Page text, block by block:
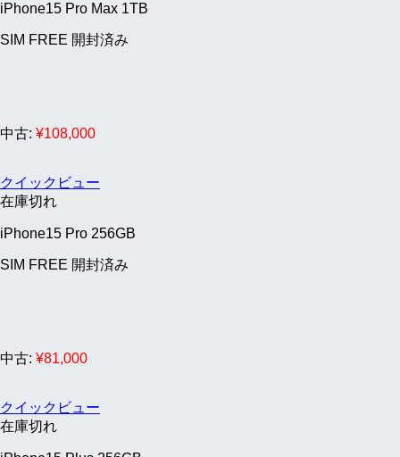
iPhone15 Pro Max 1TB
SIM FREE 開封済み
中古: ¥108,000
クイックビュー
在庫切れ
iPhone15 Pro 256GB
SIM FREE 開封済み
中古: ¥81,000
クイックビュー
在庫切れ